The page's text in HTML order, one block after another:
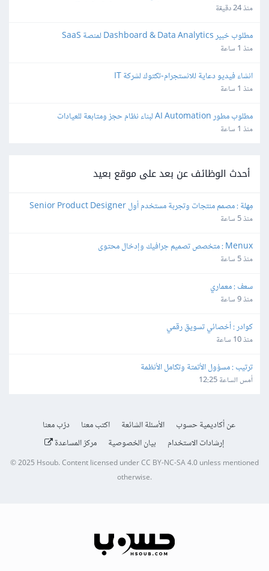
منذ 24 دقيقة
مطلوب خبير Dashboard & Data Analytics لمنصة SaaS
منذ 1 ساعة
انشاء فيديو دعاية للانستجرام-تكتوك لشركة IT
منذ 1 ساعة
مطلوب مطور AI Automation لبناء نظام حجز ومتابعة للعيادات
منذ 1 ساعة
أحدث الوظائف عن بعد على موقع بعيد
مِهلة : مصمم منتجات وتجربة مستخدم أول Senior Product Designer
منذ 5 ساعة
Menux : متخصص تصميم جرافيك وإدخال محتوى
منذ 5 ساعة
سعف : معماري
منذ 9 ساعة
كوادر : أخصائي تسويق رقمي
منذ 10 ساعة
ترتيب : مسؤول الأتمتة وتكامل الأنظمة
أمس الساعة 12:25
عن أكاديمية حسوب الأسئلة الشائعة اكتب معنا
درّب معنا
إرشادات الاستخدام
بيان الخصوصية مركز المساعدة
© 2025 Hsoub.Content licensed underCC BY-NC-SA 4.0unless mentioned
otherwise.